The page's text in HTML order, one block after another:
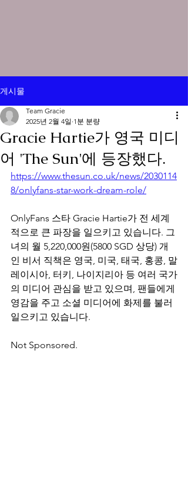
게시물
Gracie Hartie가 영국 미디
어 'The Sun'에 등장했다.
Team Gracie
2025년 2월 4일 1분 분량
https://www.thesun.co.uk/news/2030114
8/onlyfans-star-work-dream-role/
OnlyFans 스타 Gracie Hartie가 전 세계
적으로 큰 파장을 일으키고 있습니다. 그
녀의 월 5,220,000원(5800 SGD 상당) 개
인 비서 직책은 영국, 미국, 태국, 홍콩, 말
레이시아, 터키, 나이지리아 등 여러 국가
의 미디어 관심을 받고 있으며, 팬들에게
영감을 주고 소셜 미디어에 화제를 불러
일으키고 있습니다.
Not Sponsored.